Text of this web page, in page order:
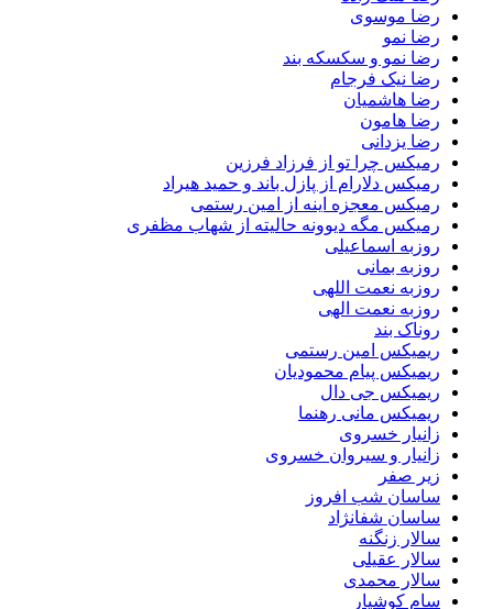
رضا موسوی
رضا نمو
رضا نمو و سکسکه بند
رضا نیک فرجام
رضا هاشمیان
رضا هامون
رضا یزدانی
رمیکس چرا تو از فرزاد فرزین
رمیکس دلارام از پازل باند و حمید هیراد
رمیکس معجزه اینه از امین رستمی
رمیکس مگه دیوونه حالیته از شهاب مظفری
روزبه اسماعیلی
روزبه بمانی
روزبه نعمت اللهی
روزبه نعمت الهی
روناک بند
ریمیکس امین رستمی
ریمیکس پیام محمودیان
ریمیکس جی دال
ریمیکس مانی رهنما
زانیار خسروی
زانیار و سیروان خسروی
زیر صفر
ساسان شب افروز
ساسان شفانژاد
سالار زنگنه
سالار عقیلی
سالار محمدی
سام کوشیار